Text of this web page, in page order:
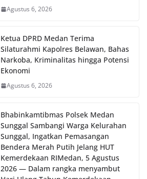
Agustus 6, 2026
Ketua DPRD Medan Terima
Silaturahmi Kapolres Belawan, Bahas
Narkoba, Kriminalitas hingga Potensi
Ekonomi
Agustus 6, 2026
Bhabinkamtibmas Polsek Medan
Sunggal Sambangi Warga Kelurahan
Sunggal, Ingatkan Pemasangan
Bendera Merah Putih Jelang HUT
Kemerdekaan RI‎‎Medan, 5 Agustus
2026 — Dalam rangka menyambut